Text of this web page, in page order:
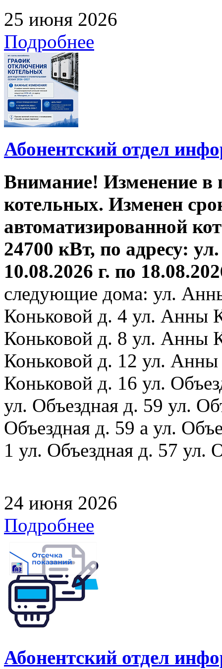
25 июня 2026
Подробнее
Абонентский отдел
Внимание! Изменение в
котельных. Изменен
автоматизированной
24700 кВт, по адресу:
10.08.2026 г. по
следующие дома: ул.
Коньковой д. 4 ул. Анны
Коньковой д. 8 ул. Анны
Коньковой д. 12 ул.
Коньковой д. 16 ул.
ул. Объездная д. 59 ул.
Объездная д. 59 а ул.
1 ул. Объездная д. 57 ул.
24 июня 2026
Подробнее
Абонентский отдел